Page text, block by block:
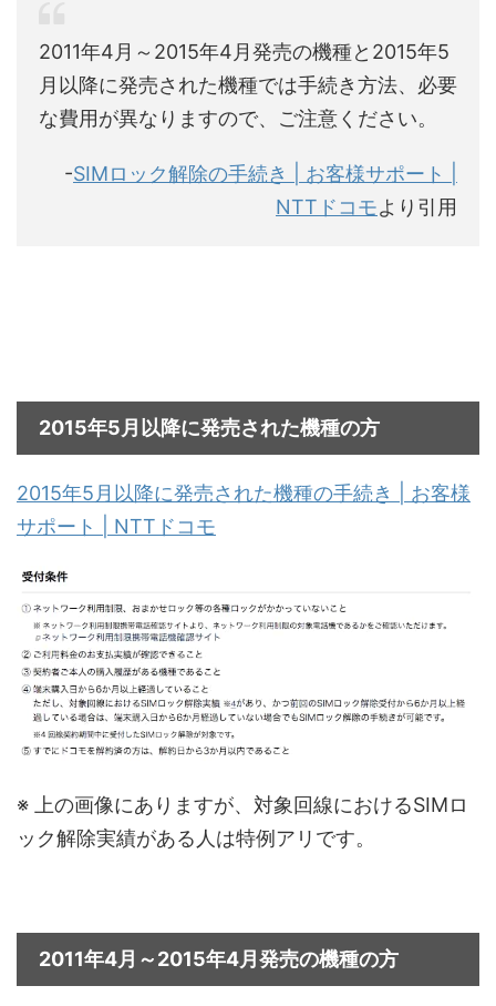
2011年4月～2015年4月発売の機種と2015年5
月以降に発売された機種では手続き方法、必要
な費用が異なりますので、ご注意ください。
-SIMロック解除の手続き | お客様サポート |
NTTドコモより引用
2015年5月以降に発売された機種の方
2015年5月以降に発売された機種の手続き | お客様
サポート | NTTドコモ
※ 上の画像にありますが、対象回線におけるSIMロ
ック解除実績がある人は特例アリです。
2011年4月～2015年4月発売の機種の方